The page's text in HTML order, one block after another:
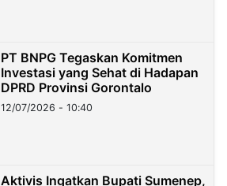
PT BNPG Tegaskan Komitmen
Investasi yang Sehat di Hadapan
DPRD Provinsi Gorontalo
12/07/2026 - 10:40
Aktivis Ingatkan Bupati Sumenep,